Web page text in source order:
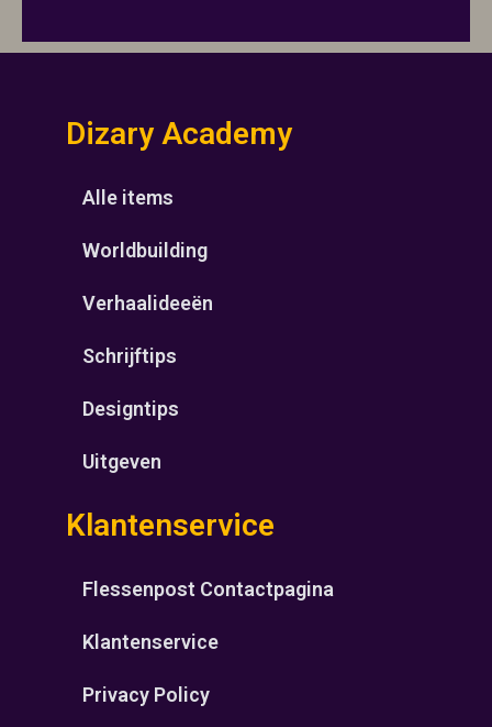
Dizary Academy
Alle items
Worldbuilding
Verhaalideeën
Schrijftips
Designtips
Uitgeven
Klantenservice
Flessenpost Contactpagina
Klantenservice
Privacy Policy